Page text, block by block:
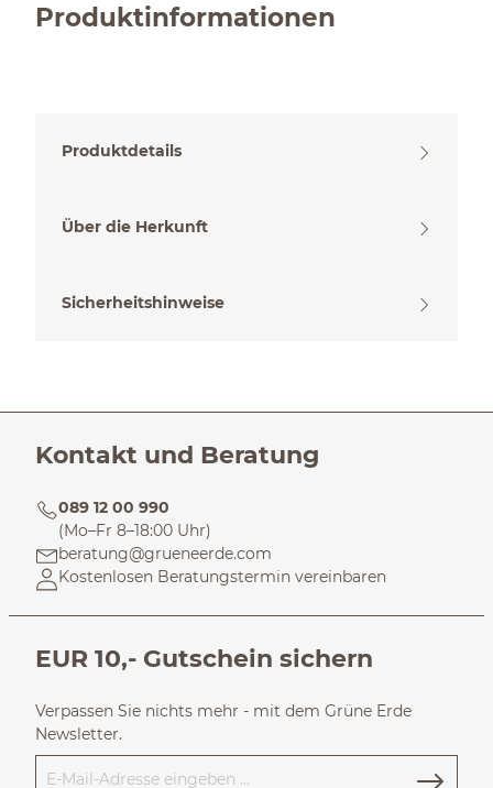
Produktinformationen
Produktdetails
Über die Herkunft
Sicherheitshinweise
Kontakt und Beratung
089 12 00 990
(Mo–Fr 8–18:00 Uhr)
beratung@grueneerde.com
Kostenlosen Beratungstermin vereinbaren
EUR 10,- Gutschein sichern
Verpassen Sie nichts mehr - mit dem Grüne Erde
Newsletter.